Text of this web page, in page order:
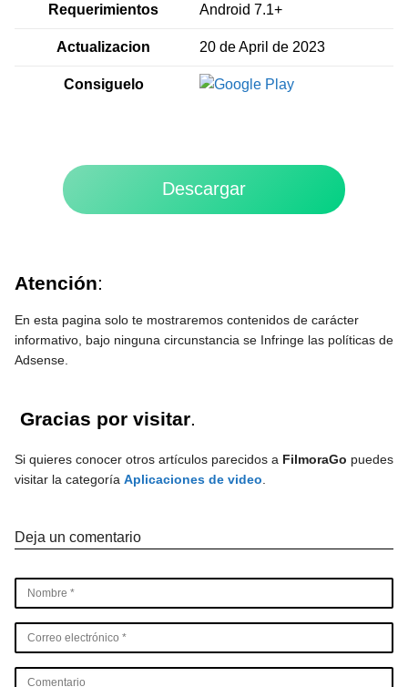
Requerimientos Android 7.1+
Actualizacion 20 de April de 2023
Consiguelo
Descargar
Atención:
En esta pagina solo te mostraremos contenidos de carácter
informativo, bajo ninguna circunstancia se Infringe las políticas de
Adsense.
Gracias por visitar.
Si quieres conocer otros artículos parecidos a FilmoraGo puedes
visitar la categoría Aplicaciones de video
Deja un comentario